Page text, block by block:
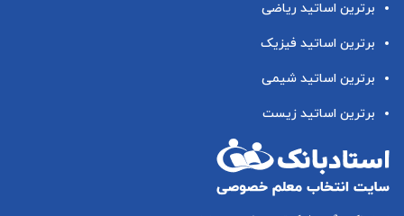
برترین اساتید ریاضی
برترین اساتید فیزیک
برترین اساتید شیمی
برترین اساتید زیست